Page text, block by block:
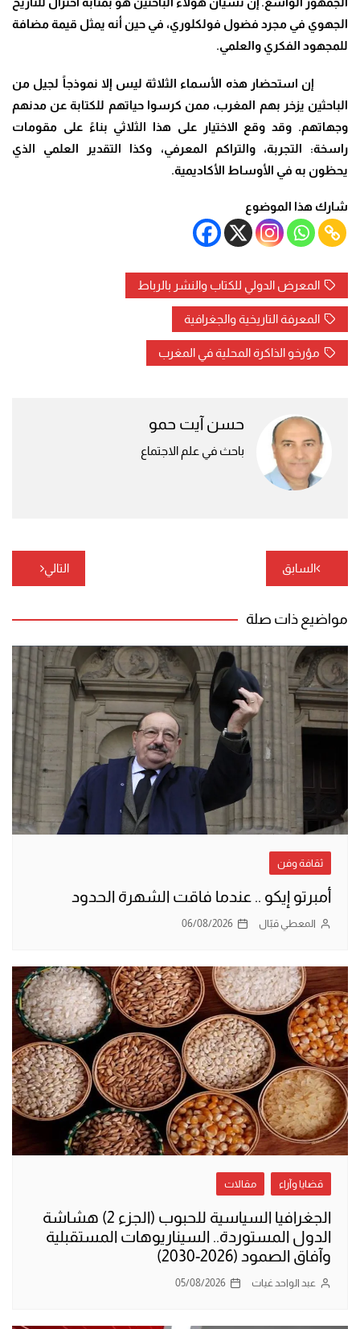
الجهوي في مجرد فضول فولكلوري، في حين أنه يمثل قيمة مضافة
للمجهود الفكري والعلمي.
إن استحضار هذه الأسماء الثلاثة ليس إلا نموذجاً لجيل من
الباحثين يزخر بهم المغرب، ممن كرسوا حياتهم للكتابة عن مدنهم
وجهاتهم. وقد وقع الاختيار على هذا الثلاثي بناءً على مقومات
راسخة: التجربة، والتراكم المعرفي، وكذا التقدير العلمي الذي
يحظون به في الأوساط الأكاديمية.
شارك هذا الموضوع
المعرض الدولي للكتاب والنشر بالرباط
المعرفة التاريخية والجغرافية
مؤرخو الذاكرة المحلية في المغرب
حسن آيت حمو
باحث في علم الاجتماع
تصفّح
المقالات
السابق التالي
مواضيع ذات صلة
ثقافة وفن
أمبرتو إيكو .. عندما فاقت الشهرة الحدود
المعطي قبّال 06/08/2026
قضايا وآراء مقالات
الجغرافيا السياسية للحبوب (الجزء 2) هشاشة
الدول المستوردة.. السيناريوهات المستقبلية
وآفاق الصمود (2026-2030)
عبد الواحد غيات 05/08/2026